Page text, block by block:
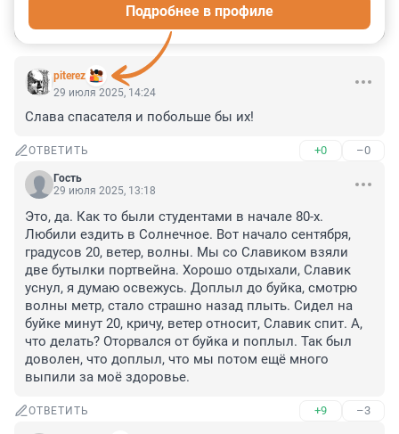
piterez
Подробнее в профиле
29 июля 2025, 14:24
Слава спасателя и побольше бы их!
ОТВЕТИТЬ +0 –0
Гость
29 июля 2025, 13:18
Это, да. Как то были студентами в начале 80-х.
Любили ездить в Солнечное. Вот начало сентября,
градусов 20, ветер, волны. Мы со Славиком взяли
две бутылки портвейна. Хорошо отдыхали, Славик
уснул, я думаю освежусь. Доплыл до буйка, смотрю
волны метр, стало страшно назад плыть. Сидел на
буйке минут 20, кричу, ветер относит, Славик спит. А,
что делать? Оторвался от буйка и поплыл. Так был
доволен, что доплыл, что мы потом ещё много
выпили за моё здоровье.
ОТВЕТИТЬ +9 –3